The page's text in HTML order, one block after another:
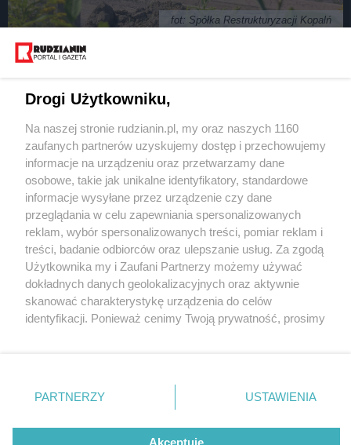
fot: Spółka Restrukturyzacji Kopalń
zrekultywowanej hałdy przy Bukowej w Rudzie
1 / 5
Bukowa MD 11
Wydawca mediów
Nie zapomnij
zapoznać się z:
polityką prywatności regulamin korzystania z portali
Twojemiasto
Piekary Śląskie
Chorzów
Tarnowskie Góry
Gliwice
Skontakuj sięz nami
Kontakt
Wydawca
Redakcja
Drogi Użytkowniku,
Na naszej stronie rudzianin.pl, my oraz naszych 1160
zaufanych partnerów uzyskujemy dostęp i przechowujemy
informacje na urządzeniu oraz przetwarzamy dane
osobowe, takie jak unikalne identyfikatory, standardowe
informacje wysyłane przez urządzenie czy dane
przeglądania w celu zapewniania spersonalizowanych
reklam, wybór spersonalizowanych treści, pomiar reklam i
treści, badanie odbiorców oraz ulepszanie usług. Za zgodą
Użytkownika my i Zaufani Partnerzy możemy używać
dokładnych danych geolokalizacyjnych oraz aktywnie
skanować charakterystykę urządzenia do celów
identyfikacji. Ponieważ cenimy Twoją prywatność, prosimy
prywatności znajdujący się w lewym dolnym rogu strony
. Niektóre rodzaje przetwarzania danych nie wymagają
zgody użytkownika, ale masz prawo sprzeciwić się
takiemu przetwarzaniu. Preferencje będą miały
PARTNERZY USTAWIENIA
Akceptuję